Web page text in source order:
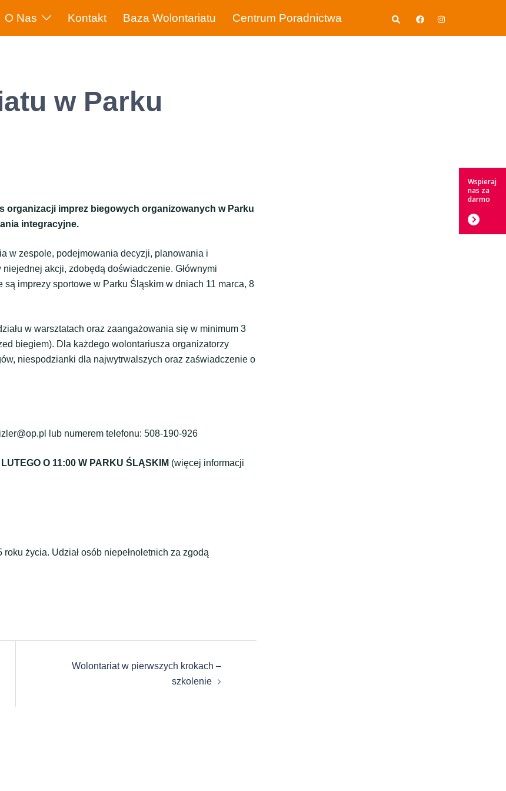
O Nas Kontakt Baza Wolontariatu Centrum Poradnictwa Wyszukiwanie
w Parku
organizacji imprez biegowych organizowanych w Parku
integracyjne.
w zespole, podejmowania decyzji, planowania i
akcji, zdobędą doświadczenie. Głównymi
imprezy sportowe w Parku Śląskim w dniach 11 marca, 8
w warsztatach oraz zaangażowania się w minimum 3
biegiem). Dla każdego wolontariusza organizatorzy
niespodzianki dla najwytrwalszych oraz zaświadczenie o
lub numerem telefonu: 508-190-926
O 11:00 W PARKU ŚLĄSKIM (więcej informacji
życia. Udział osób niepełnoletnich za zgodą
Wolontariat w pierwszych krokach –
szkolenie
Wspieraj
nas za
darmo